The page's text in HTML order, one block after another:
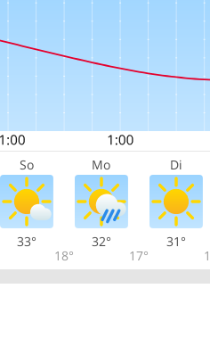
So Mo Di
33°
18°
32°
17°
31°